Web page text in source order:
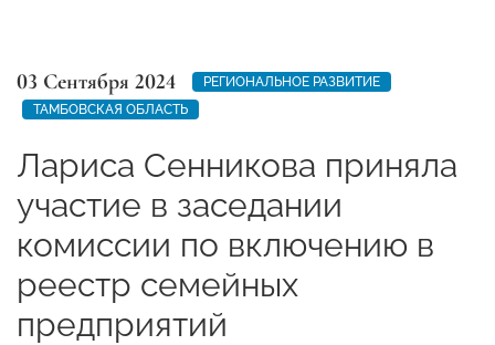
03 Сентября 2024
РЕГИОНАЛЬНОЕ РАЗВИТИЕ
ТАМБОВСКАЯ ОБЛАСТЬ
Лариса Сенникова приняла
участие в заседании
комиссии по включению в
реестр семейных
предприятий